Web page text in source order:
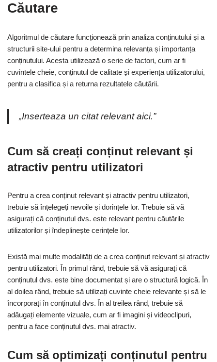
Căutare
Algoritmul de căutare funcționează prin analiza conținutului și a
structurii site-ului pentru a determina relevanța și importanța
conținutului. Acesta utilizează o serie de factori, cum ar fi
cuvintele cheie, conținutul de calitate și experiența utilizatorului,
pentru a clasifica și a returna rezultatele căutării.
„Inserteaza un citat relevant aici.”
Cum să creați conținut relevant și
atractiv pentru utilizatori
Pentru a crea conținut relevant și atractiv pentru utilizatori,
trebuie să înțelegeți nevoile și dorințele lor. Trebuie să vă
asigurați că conținutul dvs. este relevant pentru căutările
utilizatorilor și îndeplinește cerințele lor.
Există mai multe modalități de a crea conținut relevant și atractiv
pentru utilizatori. În primul rând, trebuie să vă asigurați că
conținutul dvs. este bine documentat și are o structură logică. În
al doilea rând, trebuie să utilizați cuvinte cheie relevante și să le
încorporați în conținutul dvs. În al treilea rând, trebuie să
adăugați elemente vizuale, cum ar fi imagini și videoclipuri,
pentru a face conținutul dvs. mai atractiv.
Cum să optimizați conținutul pentru